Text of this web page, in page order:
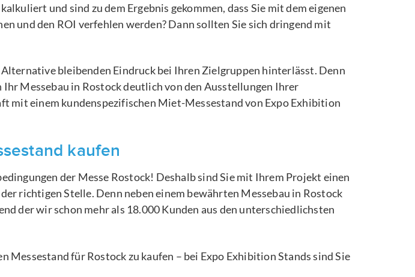
und sind zu dem Ergebnis gekommen, dass Sie mit dem eigenen
und den ROI verfehlen werden? Dann sollten Sie sich dringend mit
bleibenden Eindruck bei Ihren Zielgruppen hinterlässt. Denn
Messebau in Rostock deutlich von den Ausstellungen Ihrer
mit einem kundenspezifischen Miet-Messestand von Expo Exhibition
kaufen
der Messe Rostock! Deshalb sind Sie mit Ihrem Projekt einen
richtigen Stelle. Denn neben einem bewährten Messebau in Rostock
der wir schon mehr als 18.000 Kunden aus den unterschiedlichsten
Messestand für Rostock zu kaufen – bei Expo Exhibition Stands sind Sie